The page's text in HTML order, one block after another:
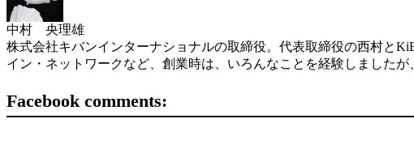
中村 央理雄
株式会社キバンインターナショナルの取締役。代表取締役の西村と
イン・ネットワークなど、創業時は、いろんなことを経験しました
Facebook comments: